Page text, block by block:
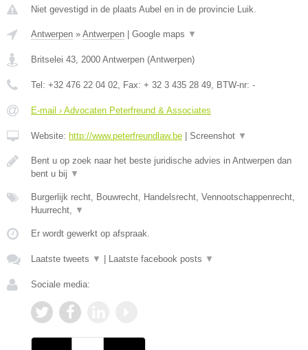
Niet gevestigd in de plaats Aubel en in de provincie Luik.
Antwerpen » Antwerpen Google maps ▼
Britselei 43 2000 Antwerpen (Antwerpen)
Tel: +32 476 22 04 02 , Fax: + 32 3 435 28 49 , BTW-nr: -
E-mail › Advocaten Peterfreund & Associates
Website: http://www.peterfreundlaw.be Screenshot ▼
Bent u op zoek naar het beste juridische advies in Antwerpen dan
bent u bij ▼
Burgerlijk recht, Bouwrecht, Handelsrecht, Vennootschappenrecht,
Huurrecht,
▼
Er wordt gewerkt op afspraak.
Laatste tweets ▼ Laatste facebook posts ▼
Sociale media: